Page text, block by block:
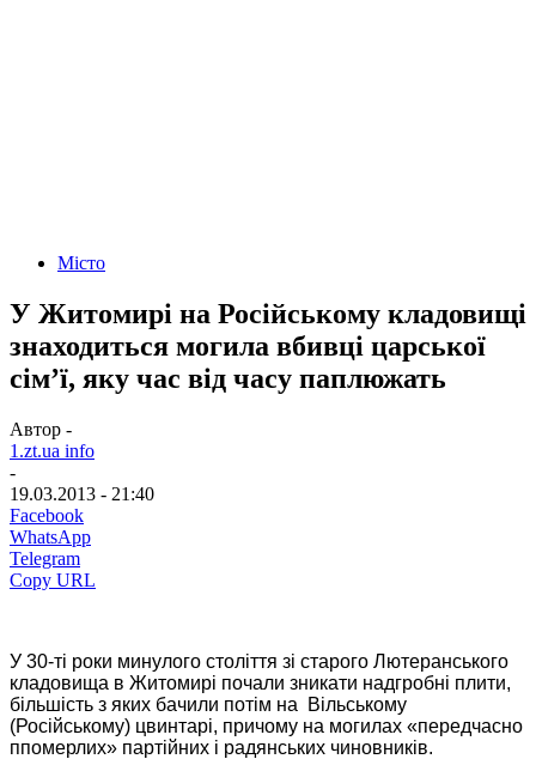
Місто
У Житомирі на Російському кладовищі
знаходиться могила вбивці царської
сім’ї, яку час від часу паплюжать
Автор -
1.zt.ua info
-
19.03.2013 - 21:40
Facebook
WhatsApp
Telegram
Copy URL
У 30-ті роки минулого століття зі старого Лютеранського
кладовища в Житомирі почали зникати надгробні плити,
більшість з яких бачили потім на Вільському
(Російському) цвинтарі, причому на могилах «передчасно
ппомерлих» партійних і радянських чиновників.